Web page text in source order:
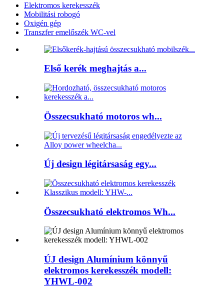
Elektromos kerekesszék
Mobilitási robogó
Oxigén gép
Transzfer emelőszék WC-vel
Első kerék meghajtás a...
Összecsukható motoros wh...
Új design légitársaság egy...
Összecsukható elektromos Wh...
ÚJ design Alumínium könnyű
elektromos kerekesszék modell:
YHWL-002